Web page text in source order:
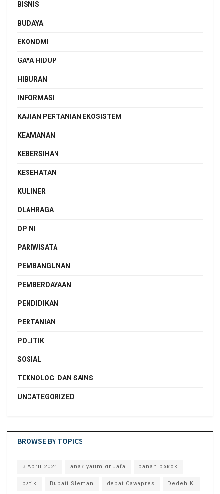
BISNIS
BUDAYA
EKONOMI
GAYA HIDUP
HIBURAN
INFORMASI
KAJIAN PERTANIAN EKOSISTEM
KEAMANAN
KEBERSIHAN
KESEHATAN
KULINER
OLAHRAGA
OPINI
PARIWISATA
PEMBANGUNAN
PEMBERDAYAAN
PENDIDIKAN
PERTANIAN
POLITIK
SOSIAL
TEKNOLOGI DAN SAINS
UNCATEGORIZED
BROWSE BY TOPICS
3 April 2024 anak yatim dhuafa bahan pokok
batik Bupati Sleman debat Cawapres Dedeh K.